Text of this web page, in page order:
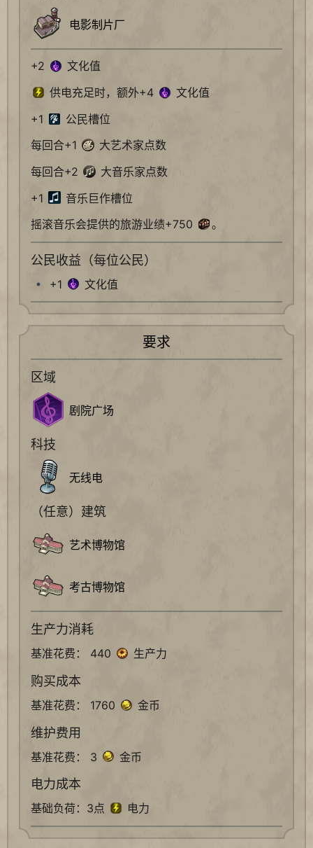
电影制片厂
+2
文化值
供电充足时，额外+4
文化值
+1
公民槽位
每回合+1
大艺术家点数
每回合+2
大音乐家点数
+1
音乐巨作槽位
摇滚音乐会提供的旅游业绩+750
。
公民收益（每位公民）
+1 文化值
要求
区域
剧院广场
科技
无线电
（任意）建筑
艺术博物馆
考古博物馆
生产力消耗
基准花费： 440 生产力
购买成本
基准花费： 1760 金币
维护费用
基准花费： 3 金币
电力成本
基础负荷：3点 电力